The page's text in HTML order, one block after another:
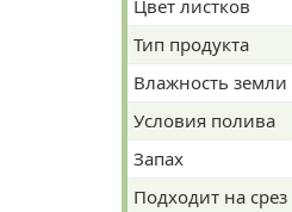
Цвет листков
Тип продукта
Влажность земли
Условия полива
Запах
Подходит на срез